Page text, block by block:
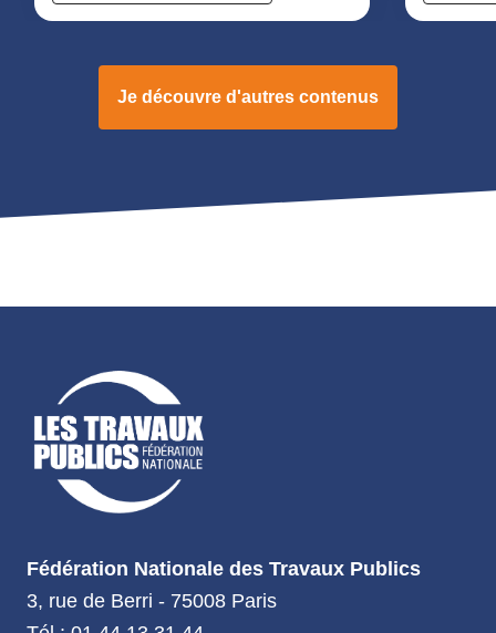
Je découvre d'autres contenus
Fédération Nationale des Travaux Publics
3, rue de Berri - 75008 Paris